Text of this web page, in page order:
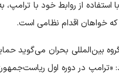
از روابط خود با ترامپ،
خواهان اقدام نظامی است.
بین‌المللی بحران می‌گوید
«ترامپ در دوره اول